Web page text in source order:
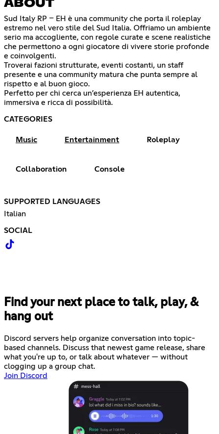
ABOUT
Sud Italy RP – EH è una community che porta il roleplay
estremo nel vero stile del Sud Italia. Offriamo un ambiente
serio ma accogliente, con regole curate e scene realistiche
che permettono a ogni giocatore di vivere storie profonde
e coinvolgenti.
Troverai fazioni strutturate, eventi costanti, un staff
presente e una community matura che punta sempre al
rispetto e al buon gioco.
Perfetto per chi cerca un’esperienza EH autentica,
immersiva e ricca di possibilità.
CATEGORIES
Music Entertainment Roleplay
Collaboration Console
SUPPORTED LANGUAGES
Italian
SOCIAL
Find your next place to talk, play, &
hang out
Discord servers help organize conversation into topic-
based channels. Discuss that newest game release, share
what you're up to, or talk about whatever — without
clogging up a group chat.
Join Discord